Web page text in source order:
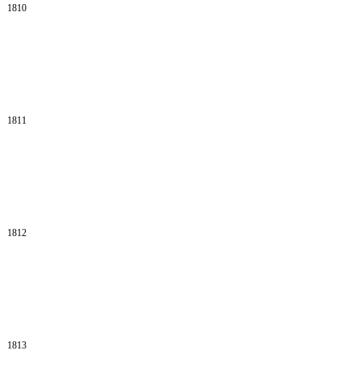
1810
1811
1812
1813